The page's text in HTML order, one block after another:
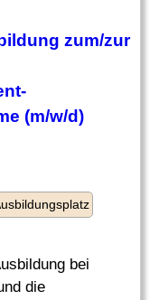
zum/zur
(m/w/d)
bei
die